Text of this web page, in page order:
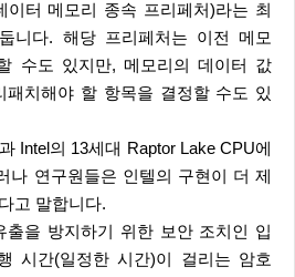
이터 메모리 종속 프리페처)라는 최
니다. 해당 프리페처는 이전 메모
수도 있지만, 메모리의 데이터 값
패치해야 할 항목을 결정할 수도 있
Intel의 13세대 Raptor Lake CPU에
나 연구원들은 인텔의 구현이 더 제
고 말합니다.
출을 방지하기 위한 보안 조치인 입
시간(일정한 시간)이 걸리는 암호